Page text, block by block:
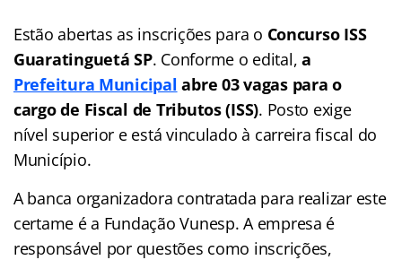
Estão abertas as inscrições para o Concurso ISS
Guaratinguetá SP. Conforme o edital,a
Prefeitura Municipal abre 03 vagas para o
cargo de Fiscal de Tributos (ISS). Posto exige
nível superior e está vinculado à carreira fiscal do
Município.
A banca organizadora contratada para realizar este
certame é a Fundação Vunesp. A empresa é
responsável por questões como inscrições,